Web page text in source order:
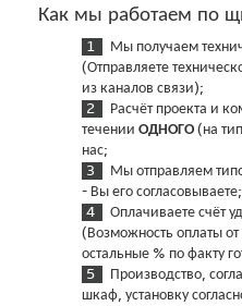
Как мы работаем по
Мы получаем
(Отправляете
из каналов связи);
Расчёт проекта и
течении ОДНОГО(на
нас;
Мы отправляем
- Вы его согласовываете;
Оплачиваете счёт
(Возможность оплаты
остальные % по факту
Производство,
шкаф, установку